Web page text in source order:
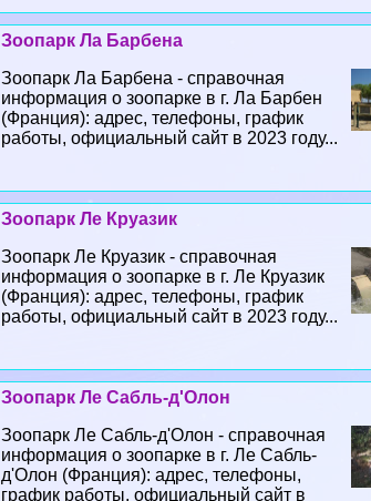
Зоопарк Ла Барбена
Зоопарк Ла Барбена - справочная
информация о зоопарке в г. Ла Барбен
(Франция): адрес, телефоны, график
работы, официальный сайт в 2023 году...
Зоопарк Ле Круазик
Зоопарк Ле Круазик - справочная
информация о зоопарке в г. Ле Круазик
(Франция): адрес, телефоны, график
работы, официальный сайт в 2023 году...
Зоопарк Ле Сабль-д'Олон
Зоопарк Ле Сабль-д'Олон - справочная
информация о зоопарке в г. Ле Сабль-
д'Олон (Франция): адрес, телефоны,
график работы, официальный сайт в